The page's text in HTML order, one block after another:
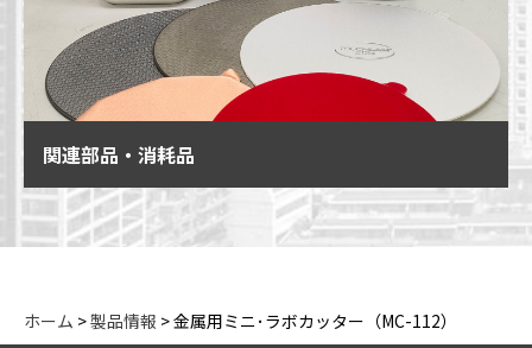
関連部品・消耗品
ホーム >製品情報 >金属用ミニ･ラボカッター（MC-112）